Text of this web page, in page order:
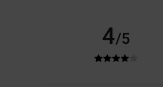
4/5